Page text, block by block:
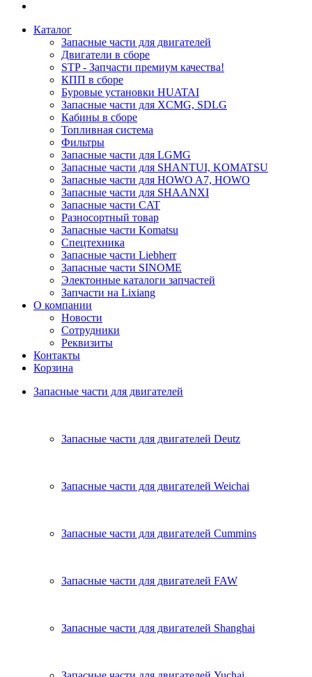
Каталог
Запасные части для двигателей
Двигатели в сборе
STP - Запчасти премиум качества!
КПП в сборе
Буровые установки HUATAI
Запасные части для XCMG, SDLG
Кабины в сборе
Топливная система
Фильтры
Запасные части для LGMG
Запасные части для SHANTUI, KOMATSU
Запасные части для HOWO A7, HOWO
Запасные части для SHAANXI
Запасные части CAT
Разносортный товар
Запасные части Komatsu
Спецтехника
Запасные части Liebherr
Запасные части SINOME
Электонные каталоги запчастей
Запчасти на Lixiang
О компании
Новости
Сотрудники
Реквизиты
Контакты
Корзина
Запасные части для двигателей
Запасные части для двигателей Deutz
Запасные части для двигателей Weichai
Запасные части для двигателей Cummins
Запасные части для двигателей FAW
Запасные части для двигателей Shanghai